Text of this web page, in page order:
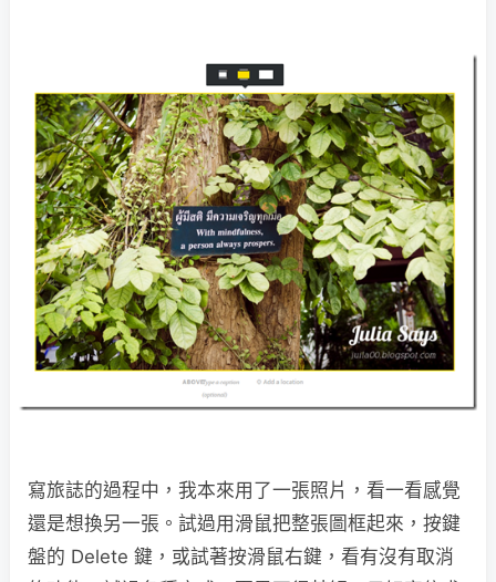
寫旅誌的過程中，我本來用了一張照片，看一看感覺
還是想換另一張。試過用滑鼠把整張圖框起來，按鍵
盤的 Delete 鍵，或試著按滑鼠右鍵，看有沒有取消